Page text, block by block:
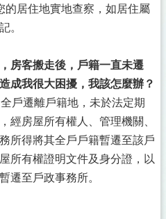
的居住地實地查察，如居住屬
。
房客搬走後，戶籍一直未遷
成我很大困擾，我該怎麼辦？
戶遷離戶籍地，未於法定期
經房屋所有權人、管理機關、
所得將其全戶戶籍暫遷至該戶
所有權證明文件及身分證，以
遷至戶政事務所。